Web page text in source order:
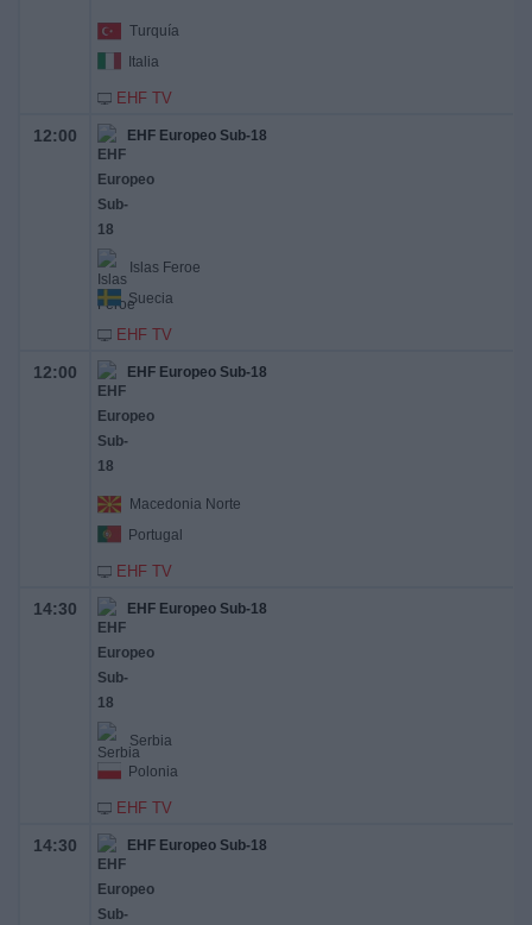
Turquía
Italia
EHF TV
12:00 EHF Europeo Sub-18
Islas Feroe
Suecia
EHF TV
12:00 EHF Europeo Sub-18
Macedonia Norte
Portugal
EHF TV
14:30 EHF Europeo Sub-18
Serbia
Polonia
EHF TV
14:30 EHF Europeo Sub-18